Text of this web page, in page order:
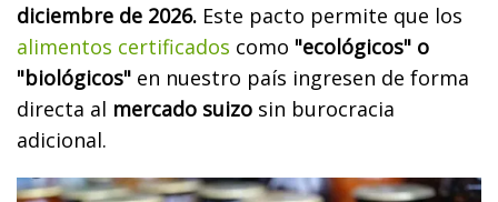
diciembre de 2026. Este pacto permite que los
alimentos certificados como "ecológicos" o
"biológicos" en nuestro país ingresen de forma
directa al mercado suizo sin burocracia
adicional.